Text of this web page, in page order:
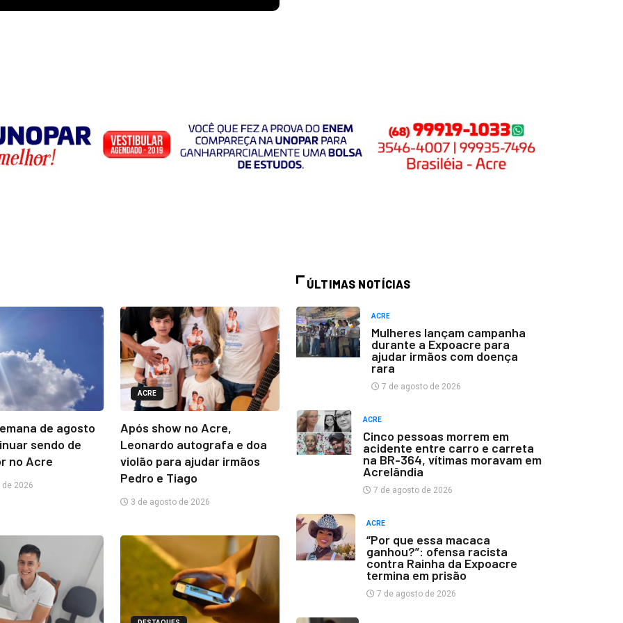
de agosto
sendo de
no Acre
2026
ACRE
Após show no Acre,
Leonardo autografa e doa
violão para ajudar irmãos
Pedro e Tiago
3 de agosto de 2026
ÚLTIMAS NOTÍCIAS
ACRE
Mulheres lançam campanha
durante a Expoacre para
ajudar irmãos com doença
rara
7 de agosto de 2026
ACRE
Cinco pessoas morrem em
acidente entre carro e carreta
na BR-364, vítimas moravam em
Acrelândia
7 de agosto de 2026
ACRE
“Por que essa macaca
ganhou?”: ofensa racista
contra Rainha da Expoacre
termina em prisão
7 de agosto de 2026